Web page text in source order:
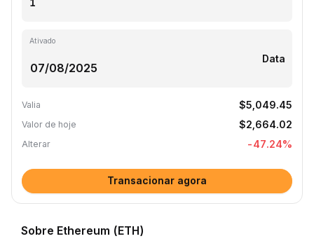
Ativado
Data
Valia $5,049.45
Valor de hoje $2,664.02
Alterar -47.24%
Transacionar agora
Sobre Ethereum (ETH)